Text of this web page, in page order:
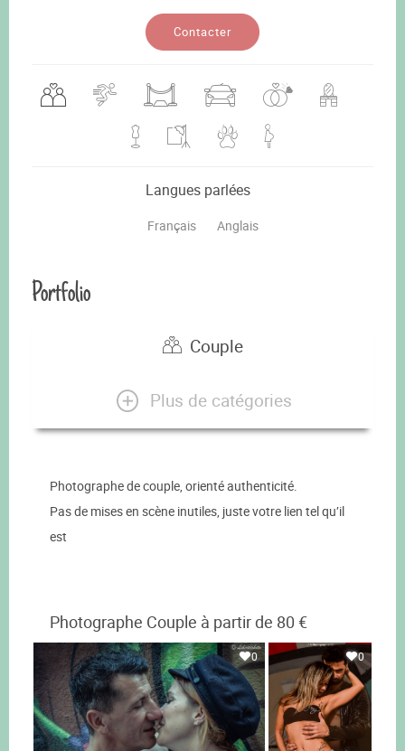
Contacter
Langues parlées
Français Anglais
Portfolio
Couple
Plus de catégories
Photographe de couple, orienté authenticité.
Pas de mises en scène inutiles, juste votre lien tel qu’il
est
Photographe Couple à partir de 80 €
0 0